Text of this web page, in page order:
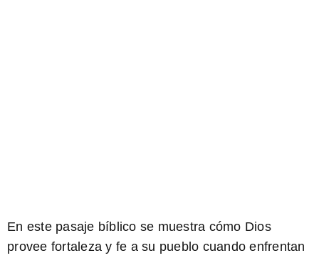
En este pasaje bíblico se muestra cómo Dios
provee fortaleza y fe a su pueblo cuando enfrentan